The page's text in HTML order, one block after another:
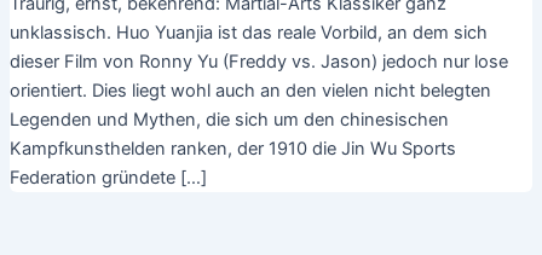
unklassisch. Huo Yuanjia ist das reale Vorbild, an dem sich
dieser Film von Ronny Yu (Freddy vs. Jason) jedoch nur lose
orientiert. Dies liegt wohl auch an den vielen nicht belegten
Legenden und Mythen, die sich um den chinesischen
Kampfkunsthelden ranken, der 1910 die Jin Wu Sports
Federation gründete […]